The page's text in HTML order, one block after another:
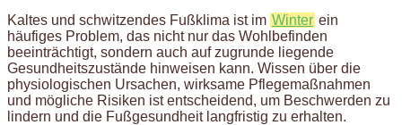
Kaltes und schwitzendes Fußklima ist im Winter ein
häufiges Problem, das nicht nur das Wohlbefinden
beeinträchtigt, sondern auch auf zugrunde liegende
Gesundheitszustände hinweisen kann. Wissen über die
physiologischen Ursachen, wirksame Pflegemaßnahmen
und mögliche Risiken ist entscheidend, um Beschwerden zu
lindern und die Fußgesundheit langfristig zu erhalten.